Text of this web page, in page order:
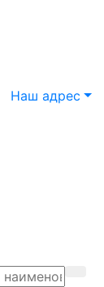
Наш адрес